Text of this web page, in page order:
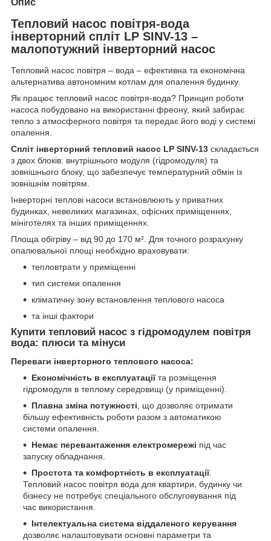
Тепловий насос повітря-вода
інверторний спліт LP SINV-13 –
малопотужний інверторний насос
Тепловий насос повітря – вода – ефективна та економічна
альтернатива автономним котлам для опалення будинку.
Як працює тепловий насос повітря-вода? Принцип роботи
насоса побудовано на використанні фреону, який забирає
тепло з атмосферного повітря та передає його воді у системі
опалення.
Спліт інверторний тепловий насос LP SINV-13 складається
з двох блоків: внутрішнього модуля (гідромодуля) та
зовнішнього блоку, що забезпечує температурний обмін із
зовнішнім повітрям.
Інверторні теплові насоси встановлюють у приватних
будинках, невеликих магазинах, офісних приміщеннях,
мініготелях та інших приміщеннях.
Площа обігріву – від 90 до 170 м². Для точного розрахунку
опалювальної площі необхідно враховувати:
тепловтрати у приміщенні
тип системи опалення
кліматичну зону встановлення теплового насоса
та інші фактори
Купити тепловий насос з гідромодулем повітря
вода: плюси та мінуси
Переваги інверторного теплового насоса:
Економічність в експлуатаціїта розміщення
гідромодуля в теплому середовищі (у приміщенні).
Плавна зміна потужності, що дозволяє отримати
більшу ефективність роботи разом з автоматикою
системи опалення.
Немає перевантаження електромережі під час
запуску обладнання.
Простота та комфортність в експлуатації.
Тепловий насос повітря вода для квартири, будинку чи
бізнесу не потребує спеціального обслуговування під
час використання.
Інтелектуальна система віддаленого керування
дозволяє налаштовувати основні параметри та